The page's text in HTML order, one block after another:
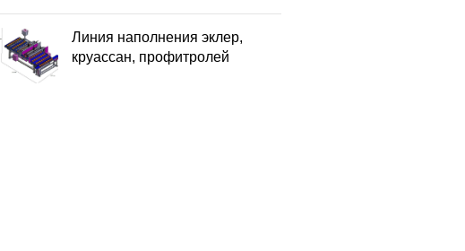
Линия наполнения эклер,
круассан, профитролей